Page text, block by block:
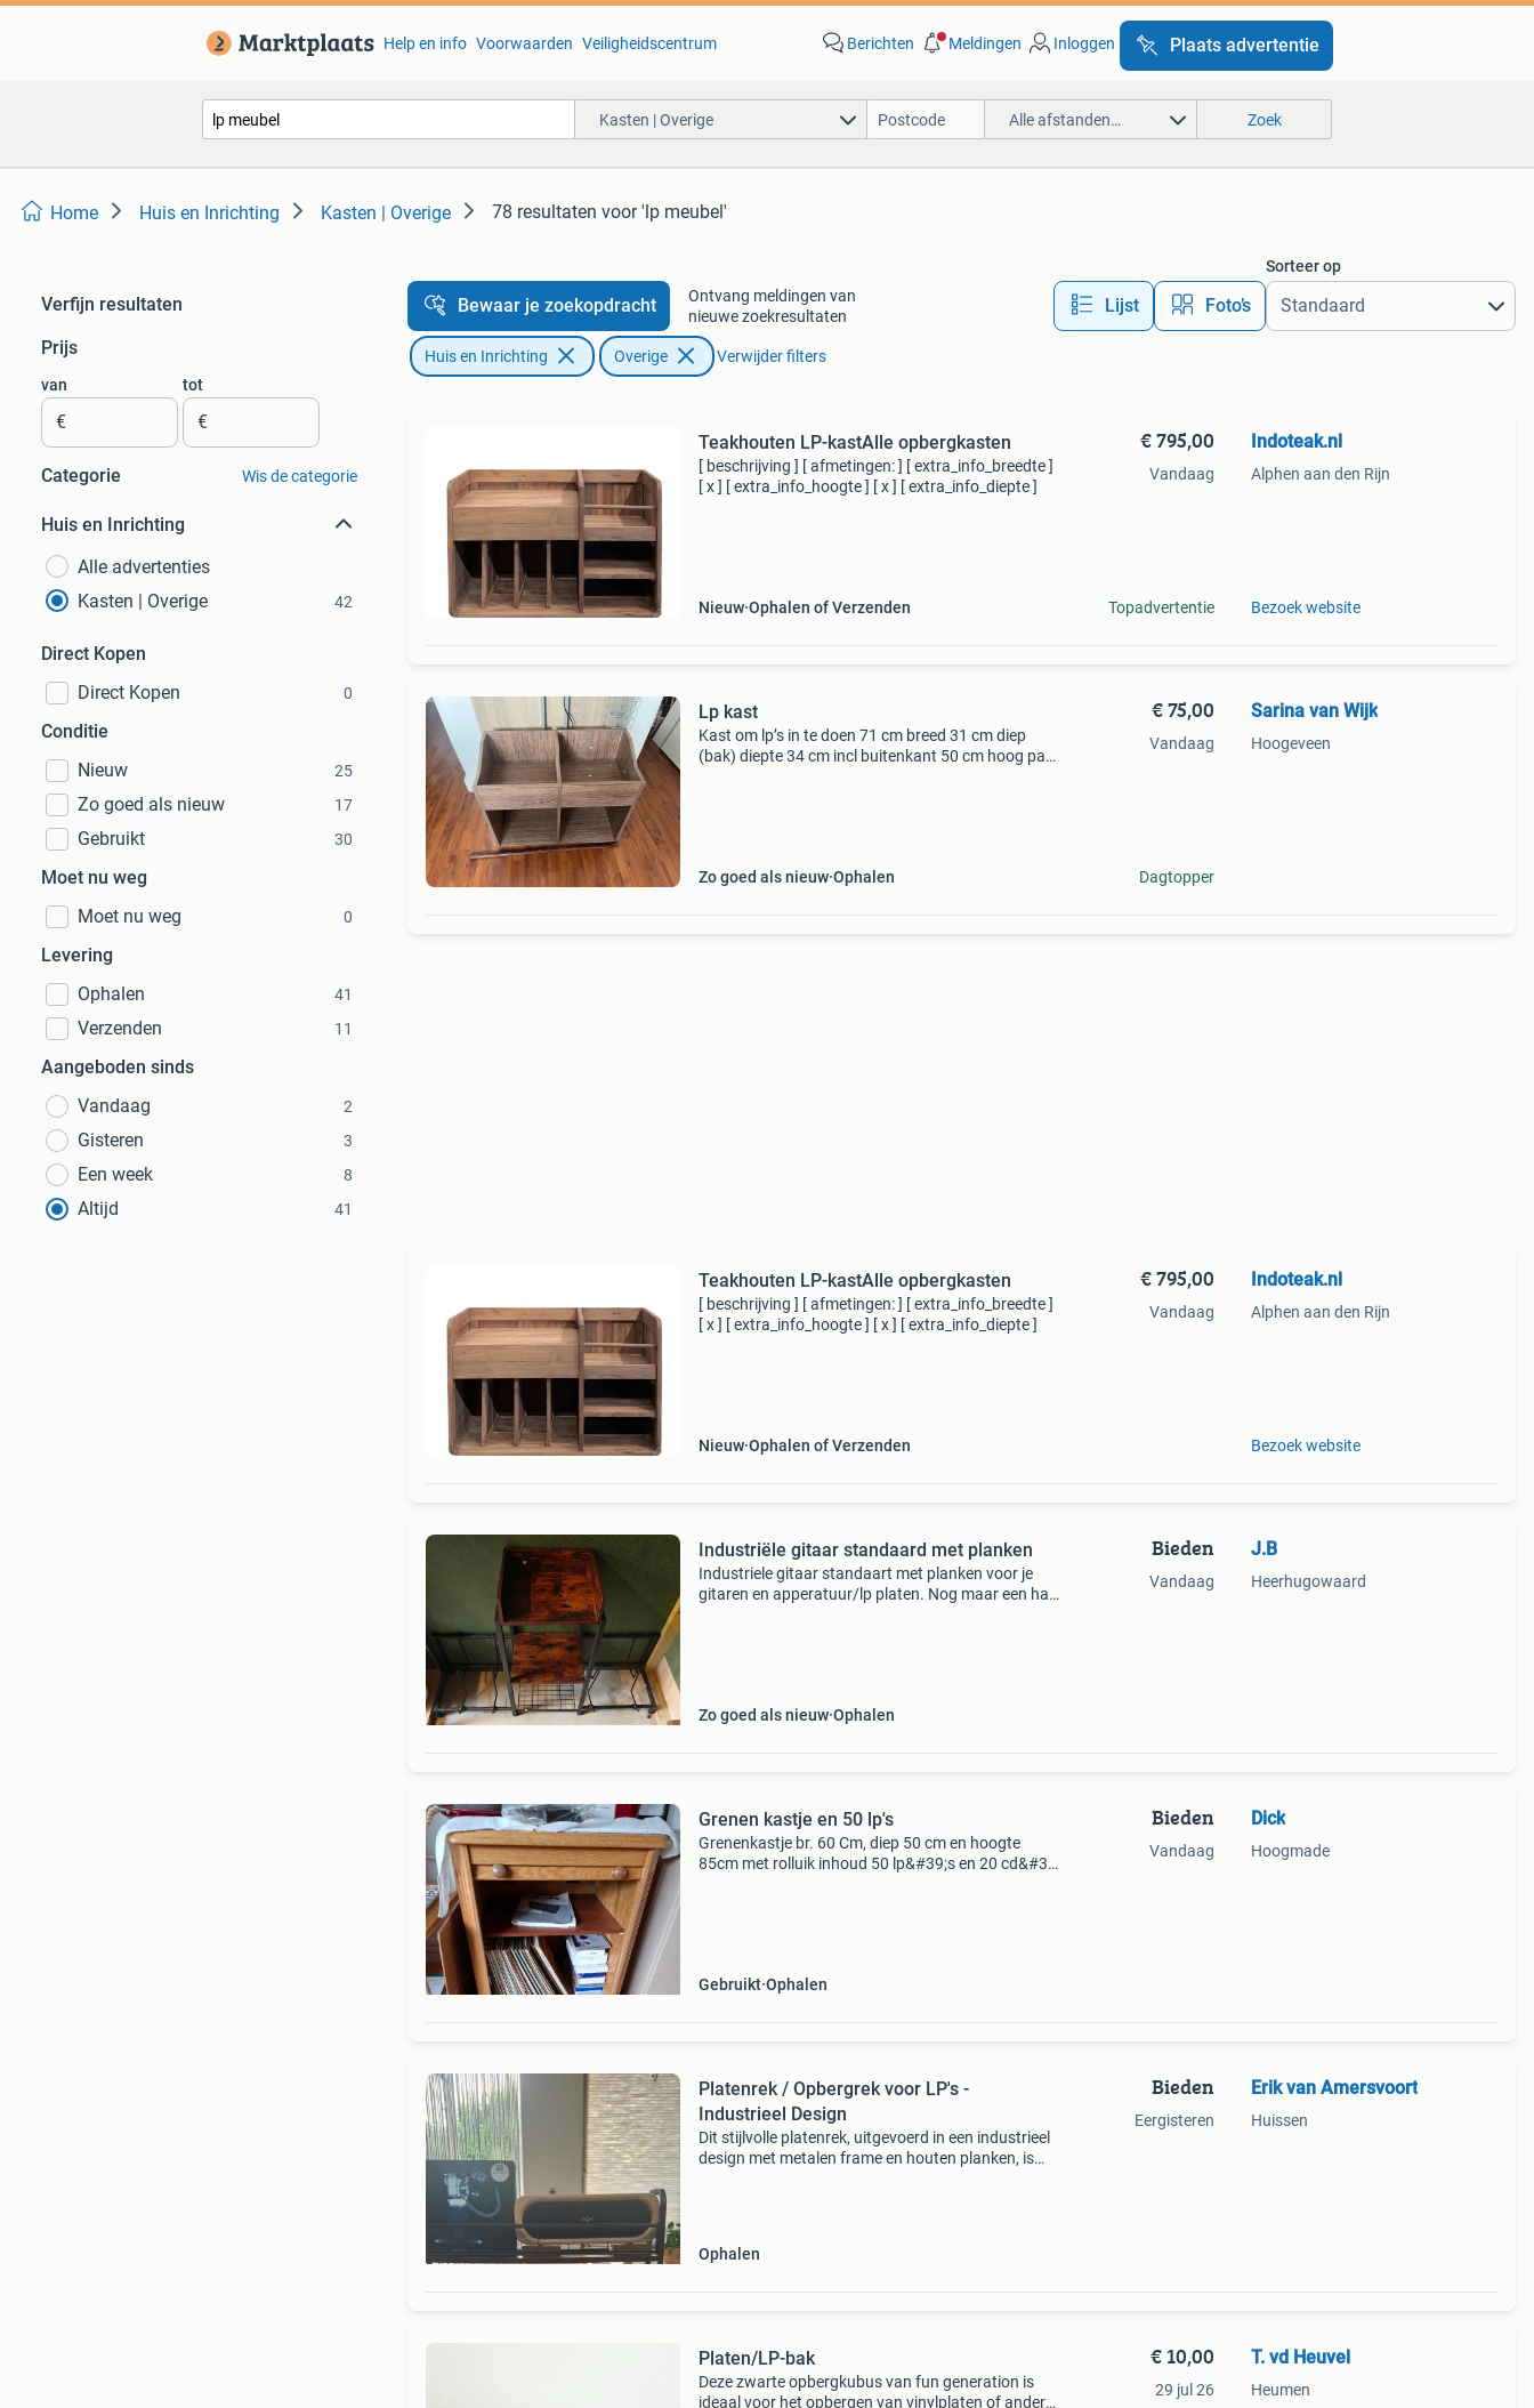
Help en info Voorwaarden Veiligheidscentrum Berichten Meldingen Inloggen Plaats advertentie
Kasten | Overige Alle afstanden… Zoek
Home Huis en Inrichting Kasten | Overige 78 resultaten voor 'lp meubel'
Verfijn resultaten
Prijs
van
€
tot
€
Categorie Wis de categorie
Huis en Inrichting
Alle advertenties
Kasten | Overige
42
Direct Kopen
Direct Kopen
0
Conditie
Nieuw
25
Zo goed als nieuw 17
Gebruikt 30
Moet nu weg
Moet nu weg
0
Levering
Ophalen
41
Verzenden 11
Aangeboden sinds
Vandaag
2
Gisteren 3
Een week 8
Altijd 41
Bewaar je zoekopdracht
Ontvang meldingen van
nieuwe zoekresultaten
Lijst Foto’s
Sorteer op
Huis en Inrichting Overige Verwijder filters
Teakhouten LP-kastAlle opbergkasten
[ beschrijving ] [ afmetingen: ] [ extra_info_breedte ]
[ x ] [ extra_info_hoogte ] [ x ] [ extra_info_diepte ]
Nieuw Ophalen of Verzenden
€ 795,00
Vandaag
Topadvertentie
Indoteak.nl
Alphen aan den Rijn
Bezoek website
Lp kast
Kast om lp’s in te doen 71 cm breed 31 cm diep
(bak) diepte 34 cm incl buitenkant 50 cm hoog paar
Zo goed als nieuw Ophalen
€ 75,00
Vandaag
Dagtopper
Sarina van Wijk
Hoogeveen
Teakhouten LP-kastAlle opbergkasten
[ beschrijving ] [ afmetingen: ] [ extra_info_breedte ]
[ x ] [ extra_info_hoogte ] [ x ] [ extra_info_diepte ]
Nieuw Ophalen of Verzenden
€ 795,00
Vandaag
Indoteak.nl
Alphen aan den Rijn
Bezoek website
Industriële gitaar standaard met planken
Industriele gitaar standaart met planken voor je
gitaren en apperatuur/lp platen. Nog maar een half
Zo goed als nieuw Ophalen
Bieden
Vandaag
J.B
Heerhugowaard
Grenen kastje en 50 lp's
Grenenkastje br. 60 Cm, diep 50 cm en hoogte
85cm met rolluik inhoud 50 lp&#39;s en 20 cd&#39;
Gebruikt Ophalen
Bieden
Vandaag
Dick
Hoogmade
Platenrek / Opbergrek voor LP's -
Industrieel Design
Dit stijlvolle platenrek, uitgevoerd in een industrieel
design met metalen frame en houten planken, is
Ophalen
Bieden
Eergisteren
Erik van Amersvoort
Huissen
Platen/LP-bak
Deze zwarte opbergkubus van fun generation is
ideaal voor het opbergen van vinylplaten of andere
€ 10,00
29 jul 26
T. vd Heuvel
Heumen